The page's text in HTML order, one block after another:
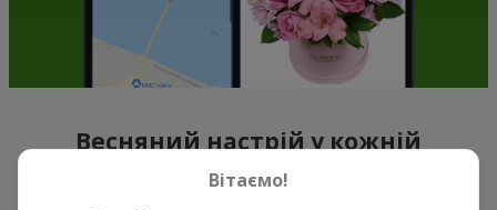
Весняний настрій у кожній
пелюстці
Вітаємо!